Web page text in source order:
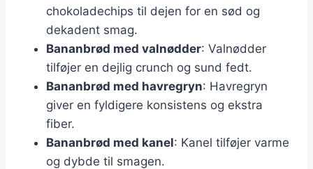
chokoladechips til dejen for en sød og
dekadent smag.
Bananbrød med valnødder: Valnødder
tilføjer en dejlig crunch og sund fedt.
Bananbrød med havregryn: Havregryn
giver en fyldigere konsistens og ekstra
fiber.
Bananbrød med kanel: Kanel tilføjer varme
og dybde til smagen.